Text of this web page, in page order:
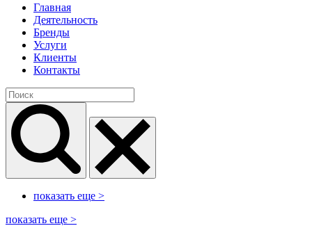
Главная
Деятельность
Бренды
Услуги
Клиенты
Контакты
показать еще >
показать еще >